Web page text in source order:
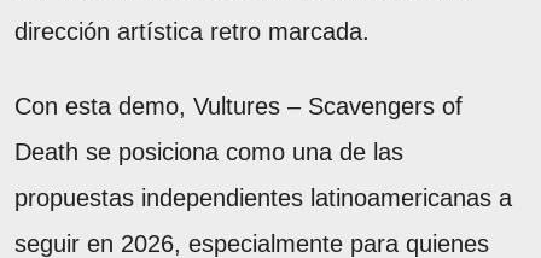
dirección artística retro marcada.
Con esta demo, Vultures – Scavengers of
Death se posiciona como una de las
propuestas independientes latinoamericanas a
seguir en 2026, especialmente para quienes